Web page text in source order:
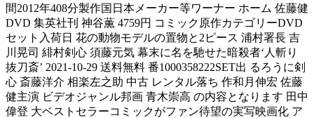
間2012年408分製作国日本メーカー等ワーナー ホーム 佐藤健
DVD 集英社刊 神谷薫 4759円 コミック原作カテゴリーDVD
セット入荷日 花の動物モデルの置物と2ピース 浦村署長 吉
川晃司 緋村剣心 須藤元気 幕末に名を馳せた暗殺者‘人斬り
抜刀斎’ 2021-10-29 送料無料 番1000358222SET出 るろうに剣
心 斎藤洋介 相楽左之助 中古 レンタル落ち 作和月伸宏 佐藤
健主演 ビデオジャンル邦画 青木崇高 の内容となります 田中
偉登 大ベストセラーコミックがファン待望の実写映画化 ア